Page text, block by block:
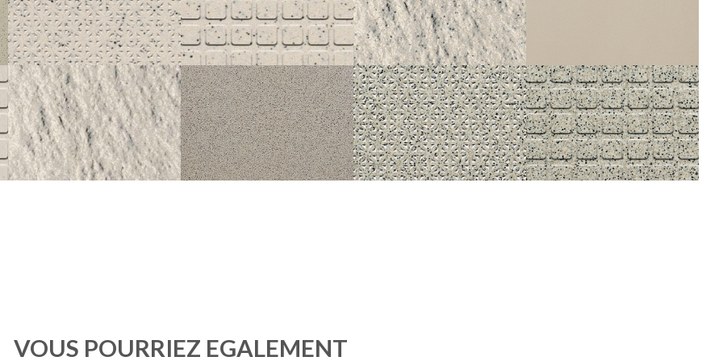
30X30 30X30 30X30
STANDARD
050 PORPHYRÉ BLANC NOIR POINTE DE
DIAMANT ANTIDÉRAPANT
30X30
STANDARD
050 PORPHYRÉ BLANC NOIR PASTILLES
CARRÉES ANTIDÉRAPANT
30X30
STANDARD
050 PORPHYRÉ BLANC NOIR STRUCTURÉ
ANTIDÉRAPANT
30X30
STANDARD
230 UNI BLANC CRÈME CORINDONNÉ
ANTIDÉRAPANT
30X30
VOUS POURRIEZ ÉGALEMENT